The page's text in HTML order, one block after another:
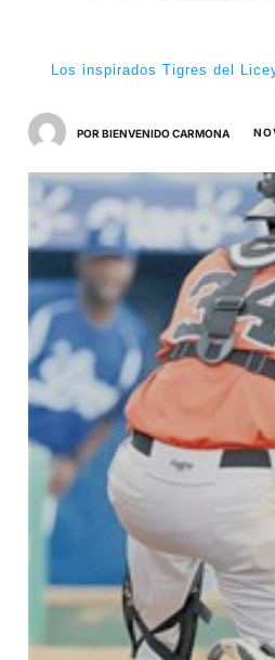
Los inspirados Tigres del
POR BIENVENIDO CARMONA